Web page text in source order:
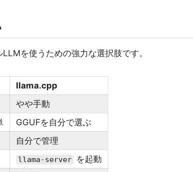
を使うための強力な選択肢です。
llama.cpp
やや手動
GGUFを自分で選ぶ
自分で管理
llama-server
を起動